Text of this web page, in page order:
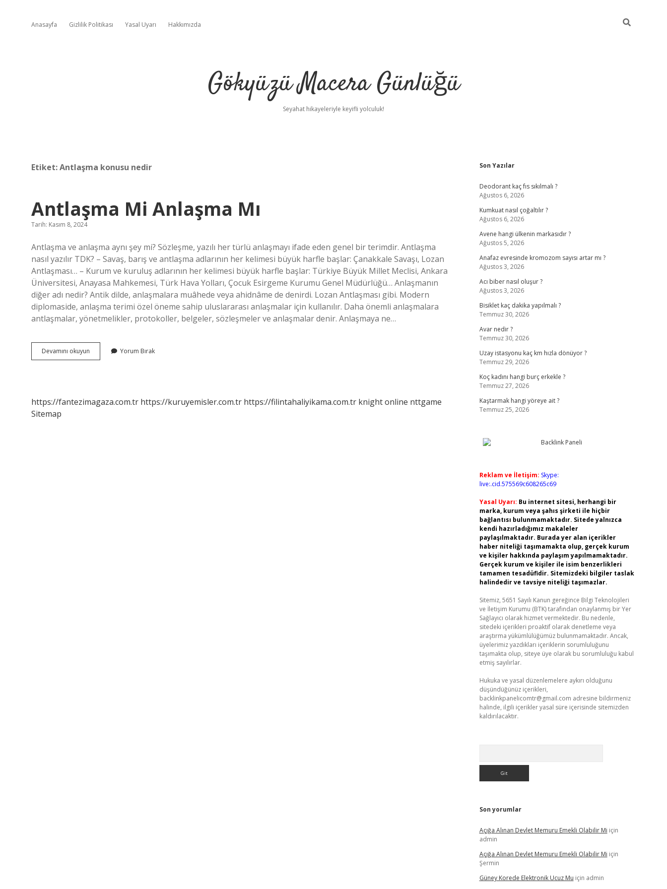
Anasayfa Gizlilik Politikası Yasal Uyarı Hakkımızda
Gökyüzü Macera Günlüğü
Seyahat hikayeleriyle keyifli yolculuk!
Etiket:Antlaşma konusu nedir
Antlaşma Mi Anlaşma Mı
Tarih: Kasım 8, 2024
Antlaşma ve anlaşma aynı şey mi? Sözleşme, yazılı her türlü anlaşmayı ifade eden genel bir terimdir. Antlaşma
nasıl yazılır TDK? – Savaş, barış ve antlaşma adlarının her kelimesi büyük harfle başlar: Çanakkale Savaşı, Lozan
Antlaşması… – Kurum ve kuruluş adlarının her kelimesi büyük harfle başlar: Türkiye Büyük Millet Meclisi, Ankara
Üniversitesi, Anayasa Mahkemesi, Türk Hava Yolları, Çocuk Esirgeme Kurumu Genel Müdürlüğü… Anlaşmanın
diğer adı nedir? Antik dilde, anlaşmalara muâhede veya ahidnâme de denirdi. Lozan Antlaşması gibi. Modern
diplomaside, anlaşma terimi özel öneme sahip uluslararası anlaşmalar için kullanılır. Daha önemli anlaşmalara
antlaşmalar, yönetmelikler, protokoller, belgeler, sözleşmeler ve anlaşmalar denir. Anlaşmaya ne…
Devamını okuyun Antlaşma
Mi
Yorum Bırak
https://fantezimagaza.com.tr https://kuruyemisler.com.tr https://filintahaliyikama.com.tr knight online nttgame
Sitemap
Sidebar
Son Yazılar
Deodorant kaç fıs sıkılmalı ?
Ağustos 6, 2026
Kumkuat nasıl çoğaltılır ?
Ağustos 6, 2026
Avene hangi ülkenin markasıdır ?
Ağustos 5, 2026
Anafaz evresinde kromozom sayısı artar mı ?
Ağustos 3, 2026
Acı biber nasıl oluşur ?
Ağustos 3, 2026
Bisiklet kaç dakika yapılmalı ?
Temmuz 30, 2026
Avar nedir ?
Temmuz 30, 2026
Uzay istasyonu kaç km hızla dönüyor ?
Temmuz 29, 2026
Koç kadını hangi burç erkekle ?
Temmuz 27, 2026
Kaştarmak hangi yöreye ait ?
Temmuz 25, 2026
Reklam ve İletişim: Skype:
live:.cid.575569c608265c69
Yasal Uyarı: Bu internet sitesi, herhangi bir
marka, kurum veya şahıs şirketi ile hiçbir
bağlantısı bulunmamaktadır. Sitede yalnızca
kendi hazırladığımız makaleler
paylaşılmaktadır. Burada yer alan içerikler
haber niteliği taşımamakta olup, gerçek kurum
ve kişiler hakkında paylaşım yapılmamaktadır.
Gerçek kurum ve kişiler ile isim benzerlikleri
tamamen tesadüfidir. Sitemizdeki bilgiler taslak
halindedir ve tavsiye niteliği taşımazlar.
Sitemiz, 5651 Sayılı Kanun gereğince Bilgi Teknolojileri
ve İletişim Kurumu (BTK) tarafından onaylanmış bir Yer
Sağlayıcı olarak hizmet vermektedir. Bu nedenle,
sitedeki içerikleri proaktif olarak denetleme veya
araştırma yükümlülüğümüz bulunmamaktadır. Ancak,
üyelerimiz yazdıkları içeriklerin sorumluluğunu
taşımakta olup, siteye üye olarak bu sorumluluğu kabul
etmiş sayılırlar.
Hukuka ve yasal düzenlemelere aykırı olduğunu
düşündüğünüz içerikleri,
backlinkpanelicomtr@gmail.com adresine bildirmeniz
halinde, ilgili içerikler yasal süre içerisinde sitemizden
kaldırılacaktır.
Son yorumlar
Açığa Alınan Devlet Memuru Emekli Olabilir Mi için
admin
Açığa Alınan Devlet Memuru Emekli Olabilir Mi için
Şermin
Güney Korede Elektronik Ucuz Mu için admin